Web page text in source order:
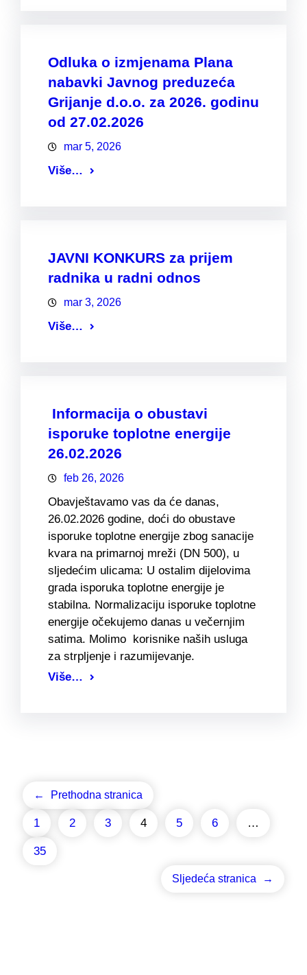
Odluka o izmjenama Plana
nabavki Javnog preduzeća
Grijanje d.o.o. za 2026. godinu
od 27.02.2026
mar 5, 2026
Više…
JAVNI KONKURS za prijem
radnika u radni odnos
mar 3, 2026
Više…
Informacija o obustavi
isporuke toplotne energije
26.02.2026
feb 26, 2026
Obavještavamo vas da će danas,
26.02.2026 godine, doći do obustave
isporuke toplotne energije zbog sanacije
kvara na primarnoj mreži (DN 500), u
sljedećim ulicama: U ostalim dijelovima
grada isporuka toplotne energije je
stabilna. Normalizaciju isporuke toplotne
energije očekujemo danas u večernjim
satima. Molimo korisnike naših usluga
za strpljenje i razumijevanje.
Više…
← Prethodna stranica
1 2 3 4 5 6 …
35
Sljedeća stranica →